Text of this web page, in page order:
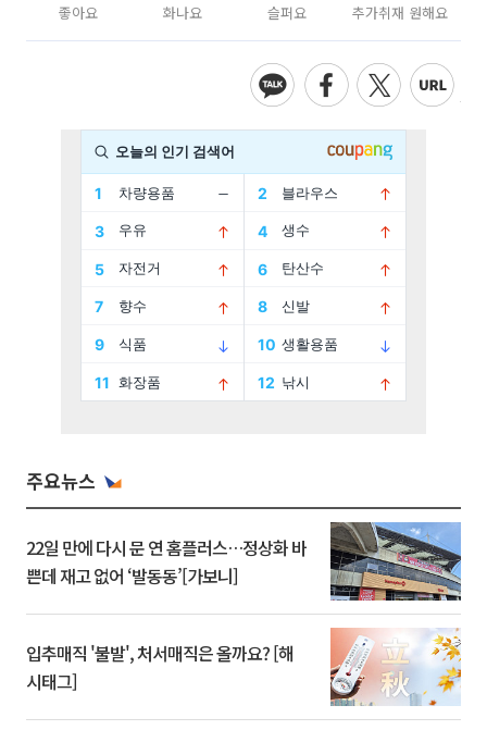
좋아요 화나요 슬퍼요 추가취재 원해요
주요뉴스
22일 만에 다시 문 연 홈플러스…정상화 바
쁜데 재고 없어 ‘발동동’[가보니]
입추매직 '불발', 처서매직은 올까요? [해
시태그]